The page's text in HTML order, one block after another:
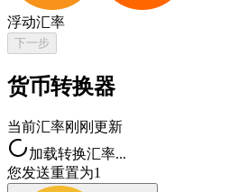
浮动汇率
下一步
货币转换器
当前汇率刚刚更新
加载转换汇率...
您发送重置为1